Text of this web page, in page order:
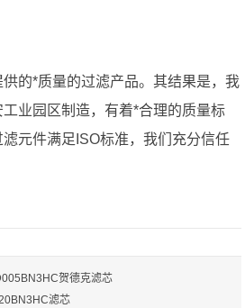
的*质量的过滤产品。其结果是，我
业园区制造，有着*合理的质量标
元件满足ISO标准，我们充分信任
贺德克滤芯
滤芯